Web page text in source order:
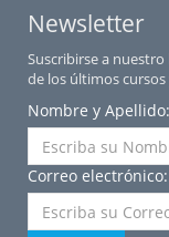
Newsletter
Suscribirse a
de los últimos
Nombre y Apellido:
Correo electrónico: